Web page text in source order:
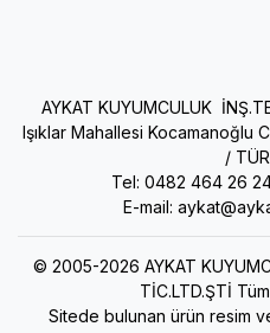
AYKAT KUYUMCULUK
Işıklar Mahallesi Kocamanoğlu
/
Tel: 0482 464 26
E-mail:
© 2005-2026 AYKAT
TİC.LTD.ŞTİ Tüm
Sitede bulunan ürün resim